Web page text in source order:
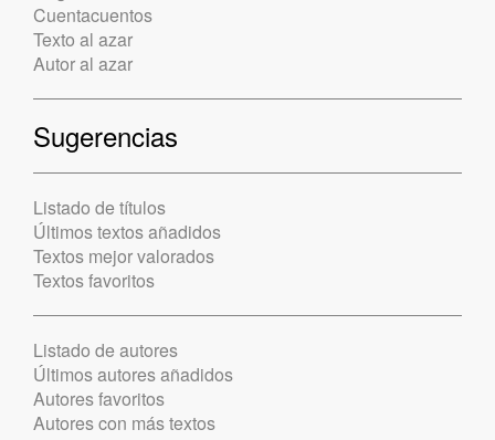
Cuentacuentos
Texto al azar
Autor al azar
Sugerencias
Listado de títulos
Últimos textos añadidos
Textos mejor valorados
Textos favoritos
Listado de autores
Últimos autores añadidos
Autores favoritos
Autores con más textos